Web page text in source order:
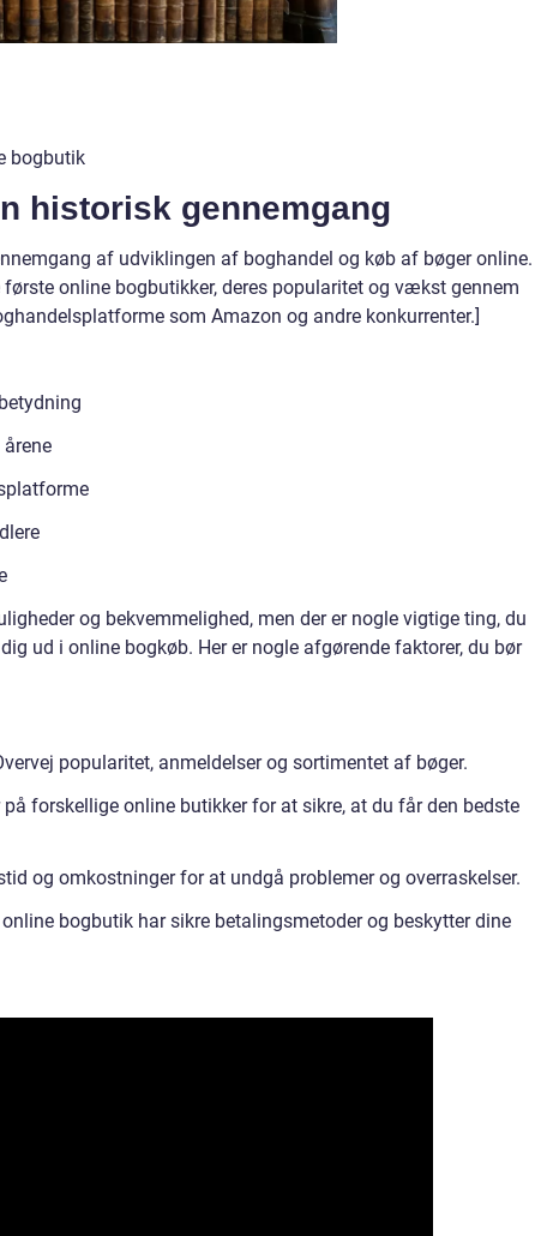
bogbutik
historisk gennemgang
af udviklingen af boghandel og køb af bøger online.
online bogbutikker, deres popularitet og vækst gennem
som Amazon og andre konkurrenter.]
og bekvemmelighed, men der er nogle vigtige ting, du
ud i online bogkøb. Her er nogle afgørende faktorer, du bør
popularitet, anmeldelser og sortimentet af bøger.
forskellige online butikker for at sikre, at du får den bedste
og omkostninger for at undgå problemer og overraskelser.
bogbutik har sikre betalingsmetoder og beskytter dine